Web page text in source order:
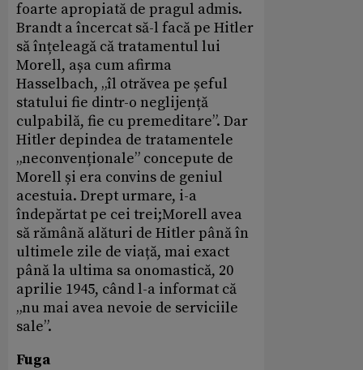
foarte apropiată de pragul admis.
Brandt a încercat să-l facă pe Hitler
să înțeleagă că tratamentul lui
Morell, așa cum afirma
Hasselbach, „îl otrăvea pe șeful
statului fie dintr-o neglijență
culpabilă, fie cu premeditare”. Dar
Hitler depindea de tratamentele
„neconvenționale” concepute de
Morell și era convins de geniul
acestuia. Drept urmare, i-a
îndepărtat pe cei trei;Morell avea
să rămână alături de Hitler până în
ultimele zile de viață, mai exact
până la ultima sa onomastică, 20
aprilie 1945, când l-a informat că
„nu mai avea nevoie de serviciile
sale”.
Fuga